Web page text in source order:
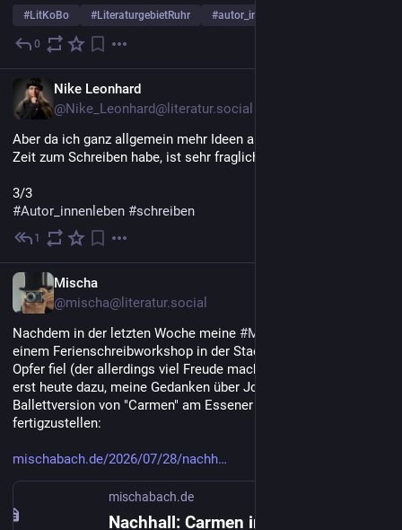
#LitKoBo #LiteraturgebietRuhr #autor_innenleben
0
Nike Leonhard
@Nike_Leonhard@literatur.social
Aber da ich ganz allgemein mehr Ideen als Disziplin beim und
Zeit zum Schreiben habe, ist sehr fraglich, was davon real wird.
3/3
#Autor_innenleben #schreiben
1
Mischa
@mischa@literatur.social
Nachdem in der letzten Woche meine #Morgenschreibstunde
einem Ferienschreibworkshop in der Stadtteilbibliothek zum
Opfer fiel (der allerdings viel Freude machte :-)), komme ich
erst heute dazu, meine Gedanken über Joahn Ingers
Ballettversion von "Carmen" am Essener Aalto-Theater
fertigzustellen:
mischabach.de/2026/07/28/nachh
mischabach.de